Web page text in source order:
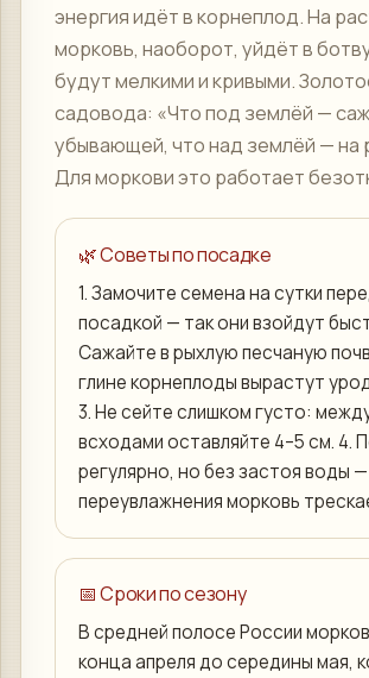
энергия идёт в корнеплод. На
морковь, наоборот, уйдёт в
будут мелкими и кривыми.
садовода: «Что под землёй —
убывающей, что над землёй — на
Для моркови это работает
🌿 Советы по посадке
1. Замочите семена на сутки
посадкой — так они взойдут
Сажайте в рыхлую песчаную
глине корнеплоды вырастут
3. Не сейте слишком густо:
всходами оставляйте 4–5 см. 4.
регулярно, но без застоя воды
переувлажнения морковь
📅 Сроки по сезону
В средней полосе России
конца апреля до середины мая,